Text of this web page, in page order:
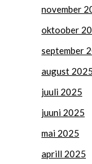
november
oktoober
september
august 2025
juuli 2025
juuni 2025
mai 2025
aprill 2025